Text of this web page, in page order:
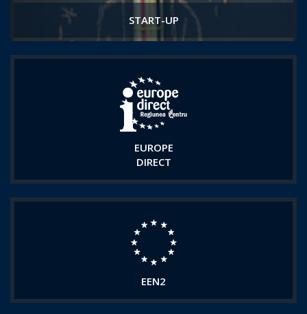
START-UP
EUROPE
DIRECT
EEN2